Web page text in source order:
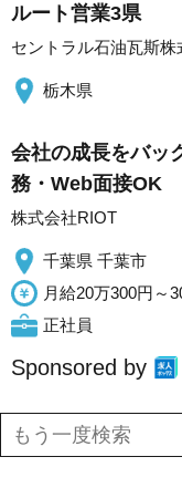
ルート営業3県
セントラル石油瓦斯株
栃木県
会社の成長をバッ
務・Web面接OK
株式会社RIOT
千葉県 千葉市
月給20万300円～
正社員
Sponsored by